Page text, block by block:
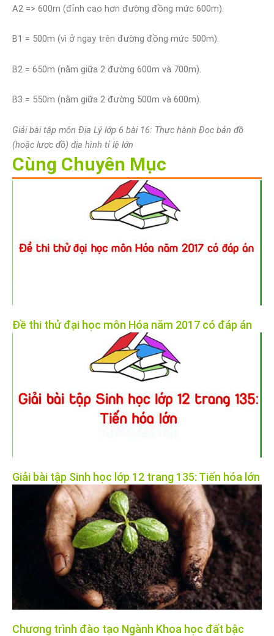
A2 => 600m (đỉnh cao hơn đường đồng mức 600m).
B1 = 500m (vì ở ngay trên đường đồng mức 500m).
B2 = 650m (nằm giữa 2 đường 600m và 700m).
B3 = 550m (nằm giữa 2 đường 500m và 600m).
Giải bài tập môn Địa Lý lớp 6 bài 16: Thực hành Đọc bản đồ
(hoặc lược đồ) địa hình tỉ lệ lớn
Cùng Chuyên Mục
Đề thi thử đại học môn Hóa năm 2017 có đáp án
Giải bài tập Sinh học lớp 12 trang 135: Tiến hóa lớn
Chương trình đào tạo Ngành Khoa học đất bậc